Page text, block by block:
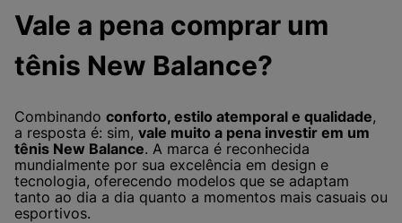
Vale a pena comprar um
tênis New Balance?
Combinando conforto, estilo atemporal e qualidade,
a resposta é: sim, vale muito a pena investir em um
tênis New Balance. A marca é reconhecida
mundialmente por sua excelência em design e
tecnologia, oferecendo modelos que se adaptam
tanto ao dia a dia quanto a momentos mais casuais ou
esportivos.